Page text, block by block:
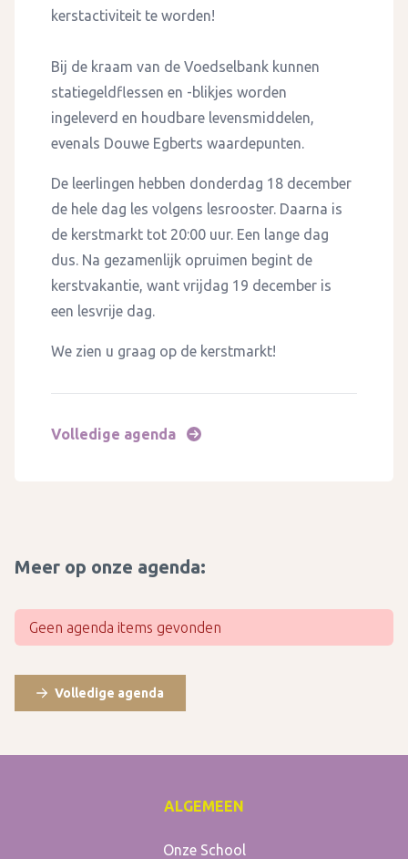
kerstactiviteit te worden!
Bij de kraam van de Voedselbank kunnen
statiegeldflessen en -blikjes worden
ingeleverd en houdbare levensmiddelen,
evenals Douwe Egberts waardepunten.
De leerlingen hebben donderdag 18 december
de hele dag les volgens lesrooster. Daarna is
de kerstmarkt tot 20:00 uur. Een lange dag
dus. Na gezamenlijk opruimen begint de
kerstvakantie, want vrijdag 19 december is
een lesvrije dag.
We zien u graag op de kerstmarkt!
Volledige agenda
Meer op onze agenda:
Geen agenda items gevonden
Volledige agenda
ALGEMEEN
Onze School